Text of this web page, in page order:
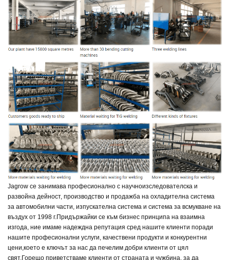
Jagrow се занимава професионално с научноизследователска и
развойна дейност, производство и продажба на охладителна система
за автомобилни части, изпускателна система и система за всмукване на
въздух от 1998 г.Придържайки се към бизнес принципа на взаимна
изгода, ние имаме надеждна репутация сред нашите клиенти поради
нашите професионални услуги, качествени продукти и конкурентни
цени,което е ключът за нас да печелим добри клиенти от цял
свят.Горещо приветстваме клиенти от страната и чужбина, за да